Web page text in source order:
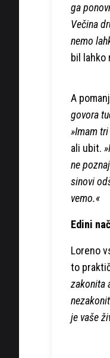
ga
Večina
nemo
bil lahko
A
govora
»Imam
ali ubit.
ne
sinovi
vemo.«
Edini
Loreno
to
zakonita
je vaše